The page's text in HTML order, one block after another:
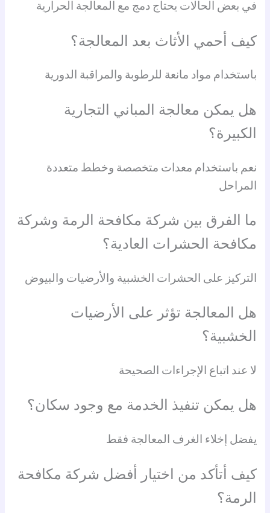
في بعض الحالات يحتاج دمج مع المعالجة الحرارية
كيف أحمي الأثاث بعد المعالجة؟
باستخدام مواد مانعة للرطوبة والمراقبة الدورية
هل يمكن معالجة المباني التجارية
الكبيرة؟
نعم باستخدام معدات متخصصة وخطط متعددة
المراحل
ما الفرق بين شركة مكافحة الرمة وشركة
مكافحة الحشرات العادية؟
التركيز على الحشرات الخشبية والأرضيات والبيوض
هل المعالجة تؤثر على الأرضيات
الخشبية؟
لا عند اتباع الإجراءات الصحيحة
هل يمكن تنفيذ الخدمة مع وجود سكان؟
يفضل إخلاء الغرف المعالجة فقط
كيف أتأكد من اختيار أفضل شركة مكافحة
الرمة؟